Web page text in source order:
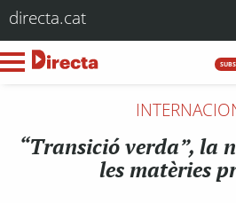
directa.cat
“Transició verda”, la
les matèries